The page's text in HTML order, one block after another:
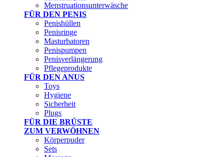
Menstruationsunterwäsche
FÜR DEN PENIS
Penishüllen
Penisringe
Masturbatoren
Penispumpen
Penisverlängerung
Pflegeprodukte
FÜR DEN ANUS
Toys
Hygiene
Sicherheit
Plugs
FÜR DIE BRÜSTE
ZUM VERWÖHNEN
Körperpuder
Sets